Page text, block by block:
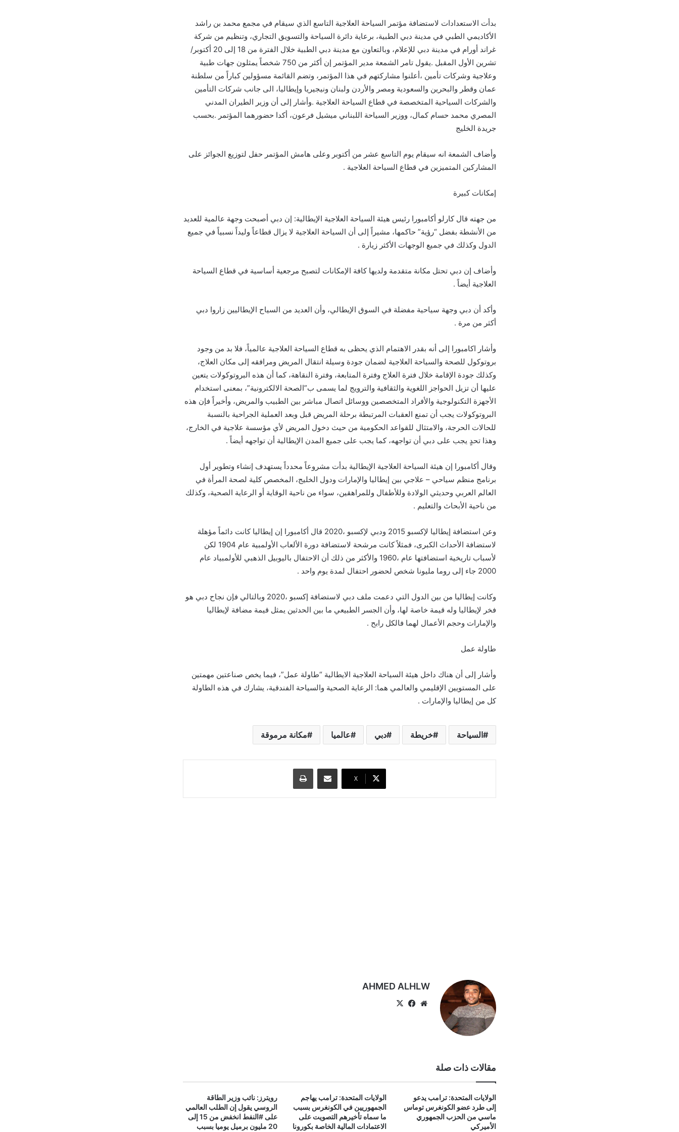
بدأت الاستعدادات لاستضافة مؤتمر السياحة العلاجية التاسع الذي سيقام في مجمع محمد بن راشد
الأكاديمي الطبي في مدينة دبي الطبية، برعاية دائرة السياحة والتسويق التجاري، وتنظيم من شركة
غراند أورام في مدينة دبي للإعلام، وبالتعاون مع مدينة دبي الطبية خلال الفترة من 18 إلى 20 أكتوبر/
تشرين الأول المقبل .يقول تامر الشمعة مدير المؤتمر إن أكثر من 750 شخصاً يمثلون جهات طبية
وعلاجية وشركات تأمين ،أعلنوا مشاركتهم في هذا المؤتمر، وتضم القائمة مسؤولين كباراً من سلطنة
عمان وقطر والبحرين والسعودية ومصر والأردن ولبنان ونيجيريا وإيطاليا، الى جانب شركات التأمين
والشركات السياحية المتخصصة في قطاع السياحة العلاجية .وأشار إلى أن وزير الطيران المدني
المصري محمد حسام كمال، ووزير السياحة اللبناني ميشيل فرعون، أكدا حضورهما المؤتمر .بحسب
جريدة الخليج
وأضاف الشمعة انه سيقام يوم التاسع عشر من أكتوبر وعلى هامش المؤتمر حفل لتوزيع الجوائز على
المشاركين المتميزين في قطاع السياحة العلاجية .
إمكانات كبيرة
من جهته قال كارلو أكامبورا رئيس هيئة السياحة العلاجية الإيطالية: إن دبي أصبحت وجهة عالمية للعديد
من الأنشطة بفضل “رؤية” حاكمها، مشيراً إلى أن السياحة العلاجية لا يزال قطاعاً وليداً نسبياً في جميع
الدول وكذلك في جميع الوجهات الأكثر زيارة .
وأضاف إن دبي تحتل مكانة متقدمة ولديها كافة الإمكانات لتصبح مرجعية أساسية في قطاع السياحة
العلاجية أيضاً .
وأكد أن دبي وجهة سياحية مفضلة في السوق الإيطالي، وأن العديد من السياح الإيطاليين زاروا دبي
أكثر من مرة .
وأشار اكامبورا إلى أنه بقدر الاهتمام الذي يحظى به قطاع السياحة العلاجية عالمياً، فلا بد من وجود
بروتوكول للصحة والسياحة العلاجية لضمان جودة وسيلة انتقال المريض ومرافقه إلى مكان العلاج،
وكذلك جودة الإقامة خلال فترة العلاج وفترة المتابعة، وفترة النقاهة، كما أن هذه البروتوكولات يتعين
عليها أن تزيل الحواجز اللغوية والثقافية والترويج لما يسمى ب”الصحة الالكترونية”، بمعنى استخدام
الأجهزة التكنولوجية والأفراد المتخصصين ووسائل اتصال مباشر بين الطبيب والمريض، وأخيراً فإن هذه
البروتوكولات يجب أن تمنع العقبات المرتبطة برحلة المريض قبل وبعد العملية الجراحية بالنسبة
للحالات الحرجة، والامتثال للقواعد الحكومية من حيث دخول المريض لأي مؤسسة علاجية في الخارج،
وهذا تحدٍ يجب على دبي أن تواجهه، كما يجب على جميع المدن الإيطالية أن تواجهه أيضاً .
وقال أكامبورا إن هيئة السياحة العلاجية الإيطالية بدأت مشروعاً محدداً يستهدف إنشاء وتطوير أول
برنامج منظم سياحي – علاجي بين إيطاليا والإمارات ودول الخليج، المخصص كلية لصحة المرأة في
العالم العربي وحديثي الولادة وللأطفال وللمراهقين، سواء من ناحية الوقاية أو الرعاية الصحية، وكذلك
من ناحية الأبحاث والتعليم .
وعن استضافة إيطاليا لإكسبو 2015 ودبي لإكسبو ،2020 قال أكامبورا إن إيطاليا كانت دائماً مؤهلة
لاستضافة الأحداث الكبرى، فمثلاً كانت مرشحة لاستضافة دورة الألعاب الأولمبية عام 1904 لكن
لأسباب تاريخية استضافتها عام ،1960 والأكثر من ذلك أن الاحتفال باليوبيل الذهبي للأولمبياد عام
2000 جاء إلى روما مليونا شخص لحضور احتفال لمدة يوم واحد .
وكانت إيطاليا من بين الدول التي دعمت ملف دبي لاستضافة إكسبو ،2020 وبالتالي فإن نجاح دبي هو
فخر لإيطاليا وله قيمة خاصة لها، وأن الجسر الطبيعي ما بين الحدثين يمثل قيمة مضافة لإيطاليا
والإمارات وحجم الأعمال لهما فالكل رابح .
طاولة عمل
وأشار إلى أن هناك داخل هيئة السياحة العلاجية الايطالية “طاولة عمل”، فيما يخص صناعتين مهمتين
على المستويين الإقليمي والعالمي هما: الرعاية الصحية والسياحة الفندقية، يشارك في هذه الطاولة
كل من إيطاليا والإمارات .
السياحة خريطة دبي عالميا مكانة مرموقة
‫X
مشاركة عبر البريد طباعة
AHMED ALHLW
موقعفيسبوك
مقالات ذات صلة
الولايات المتحدة: ترامب يدعو
إلى طرد عضو الكونغرس توماس
ماسي من الحزب الجمهوري
الأميركي
الولايات المتحدة: ترامب يهاجم
الجمهوريين في الكونغرس بسبب
ما سماه تأخيرهم التصويت على
الاعتمادات المالية الخاصة بكورونا
رويترز: نائب وزير الطاقة
الروسي يقول إن الطلب العالمي
على #النفط انخفض من 15 إلى
20 مليون برميل يوميا بسبب